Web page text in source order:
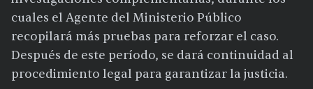
cuales el Agente del Ministerio Público
recopilará más pruebas para reforzar el caso.
Después de este período, se dará continuidad al
procedimiento legal para garantizar la justicia.